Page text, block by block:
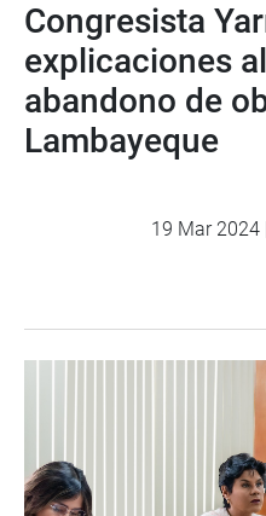
Congresista
explicaciones
abandono de
Lambayeque
19 Mar 2024